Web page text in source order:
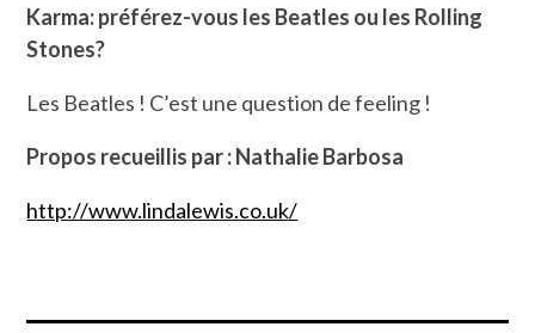
Karma: préférez-vous les Beatles ou les Rolling
Stones?
Les Beatles ! C’est une question de feeling !
Propos recueillis par : Nathalie Barbosa
http://www.lindalewis.co.uk/